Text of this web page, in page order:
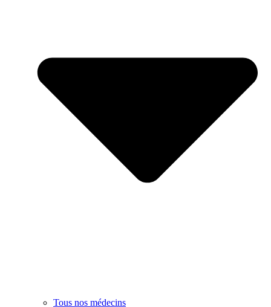
Tous nos médecins